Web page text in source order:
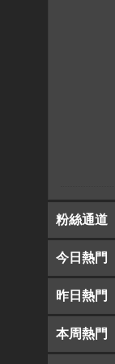
粉絲通道
今日熱門
昨日熱門
本周熱門